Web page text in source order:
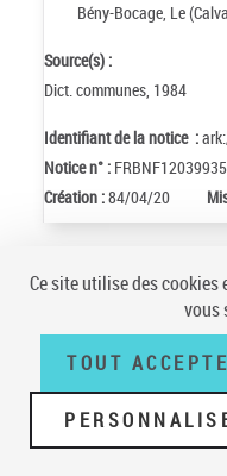
Bény-Bocage, Le
Source(s) :
Dict. communes, 1984
Identifiant de la notice :
Notice n° : FRBNF12039935
Création :84/04/20
Accessibilité (non
Ce site utilise des cookies
vous
TOUT